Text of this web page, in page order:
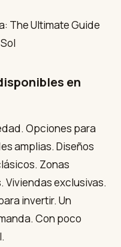
en
Opciones para
amplias. Diseños
Zonas
Viviendas exclusivas.
invertir. Un
Con poco